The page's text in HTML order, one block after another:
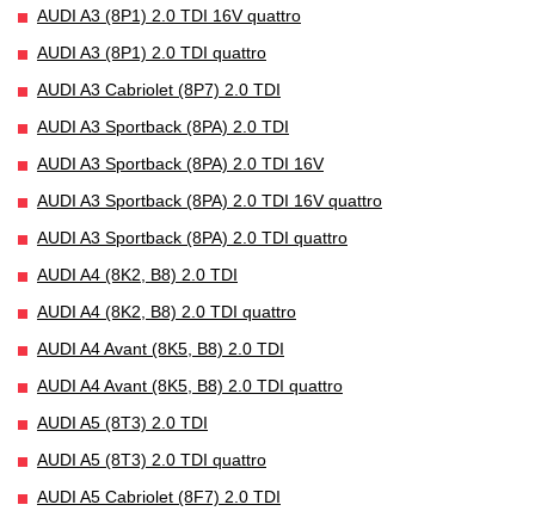
AUDI A3 (8P1) 2.0 TDI 16V quattro
AUDI A3 (8P1) 2.0 TDI quattro
AUDI A3 Cabriolet (8P7) 2.0 TDI
AUDI A3 Sportback (8PA) 2.0 TDI
AUDI A3 Sportback (8PA) 2.0 TDI 16V
AUDI A3 Sportback (8PA) 2.0 TDI 16V quattro
AUDI A3 Sportback (8PA) 2.0 TDI quattro
AUDI A4 (8K2, B8) 2.0 TDI
AUDI A4 (8K2, B8) 2.0 TDI quattro
AUDI A4 Avant (8K5, B8) 2.0 TDI
AUDI A4 Avant (8K5, B8) 2.0 TDI quattro
AUDI A5 (8T3) 2.0 TDI
AUDI A5 (8T3) 2.0 TDI quattro
AUDI A5 Cabriolet (8F7) 2.0 TDI